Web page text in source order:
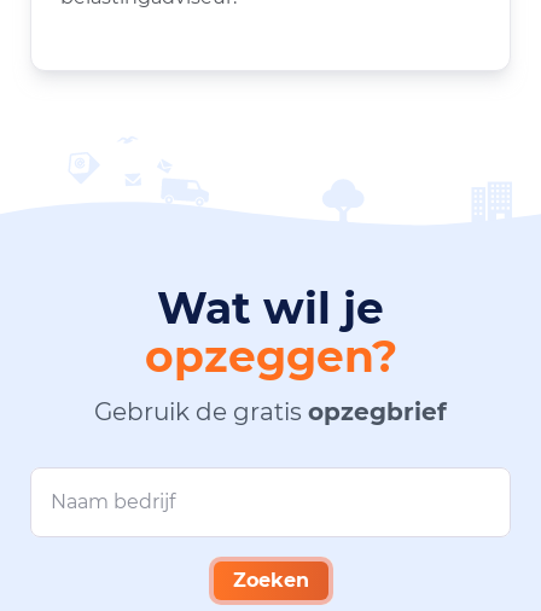
Wat wil je
opzeggen?
Gebruik de gratis opzegbrief
Zoeken